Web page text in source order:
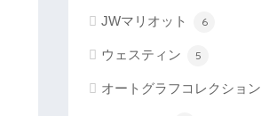
JWマリオット 6
ウェスティン 5
オートグラフコレクション